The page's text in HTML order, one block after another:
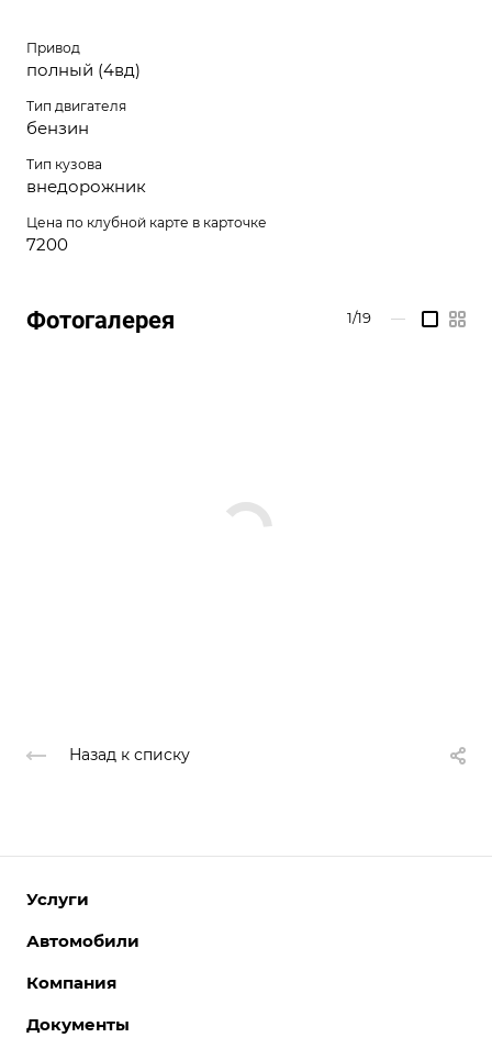
Привод
полный (4вд)
Тип двигателя
бензин
Тип кузова
внедорожник
Цена по клубной карте в карточке
7200
Фотогалерея 1/19 —
Назад к списку
Услуги
Автомобили
Компания
Документы